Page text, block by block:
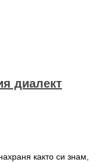
диалект
както си знам,